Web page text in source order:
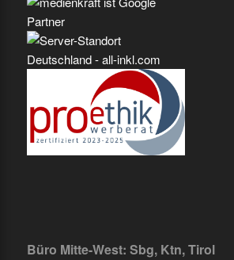
Büro Mitte-West: Sbg, Ktn, Tirol